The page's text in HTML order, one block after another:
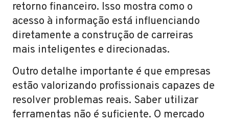
retorno financeiro. Isso mostra como o
acesso à informação está influenciando
diretamente a construção de carreiras
mais inteligentes e direcionadas.
Outro detalhe importante é que empresas
estão valorizando profissionais capazes de
resolver problemas reais. Saber utilizar
ferramentas não é suficiente. O mercado